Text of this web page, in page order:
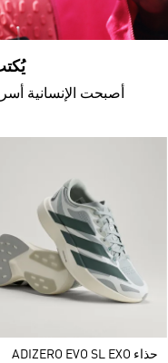
أصبحت الإنسانية
حذاء ADIZERO EVO SL EXO